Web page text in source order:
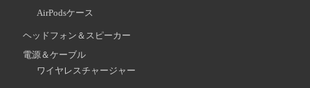
AirPodsケース
ヘッドフォン＆スピーカー
電源＆ケーブル
ワイヤレスチャージャー